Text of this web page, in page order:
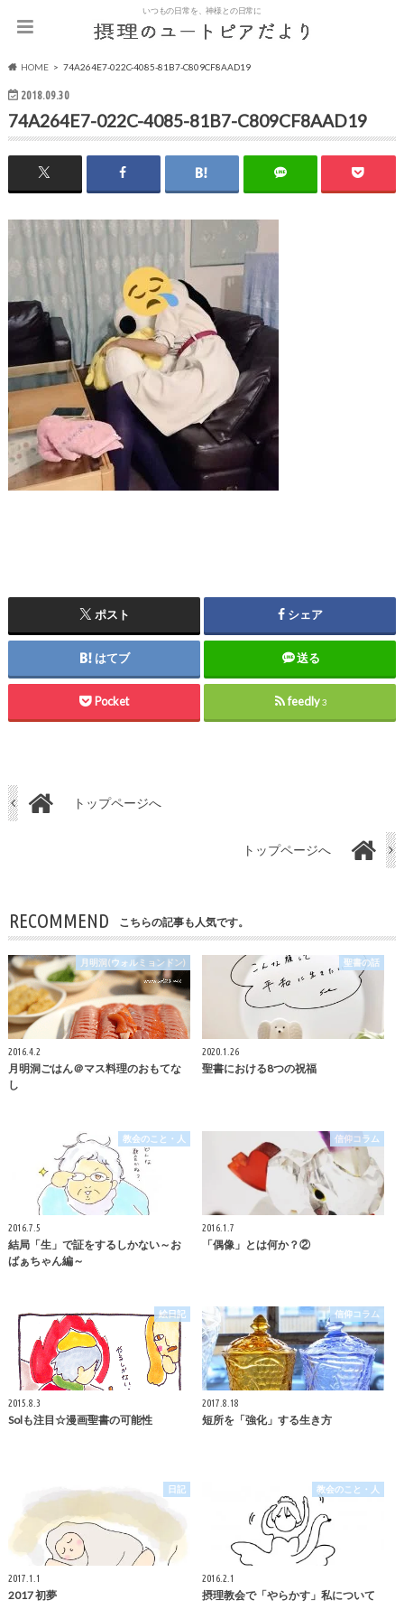
いつもの日常を、神様との日常に
HOME 74A264E7-022C-4085-81B7-C809CF8AAD19
2018.09.30
74A264E7-022C-4085-81B7-C809CF8AAD19
ポスト シェア
はてブ 送る
Pocket feedly3
トップページへ
トップページへ
RECOMMEND こちらの記事も人気です。
月明洞(ウォルミョンドン)
2016.4.2
月明洞ごはん＠マス料理のおもてな
し
聖書の話
2020.1.26
聖書における8つの祝福
教会のこと・人
2016.7.5
結局「生」で証をするしかない～お
ばぁちゃん編～
信仰コラム
2016.1.7
「偶像」とは何か？②
絵日記
2015.8.3
Solも注目☆漫画聖書の可能性
信仰コラム
2017.8.18
短所を「強化」する生き方
日記
2017.1.1
2017 初夢
教会のこと・人
2016.2.1
摂理教会で「やらかす」私について